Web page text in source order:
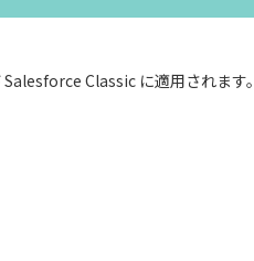
Classic に適用されます。